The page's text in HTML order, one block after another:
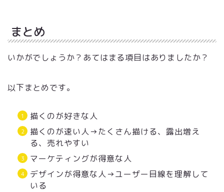
まとめ
いかがでしょうか？あてはまる項目はありましたか？
以下まとめです。
描くのが好きな人
描くのが速い人→たくさん描ける、露出増え
る、売れやすい
マーケティングが得意な人
デザインが得意な人→ユーザー目線を理解して
いる